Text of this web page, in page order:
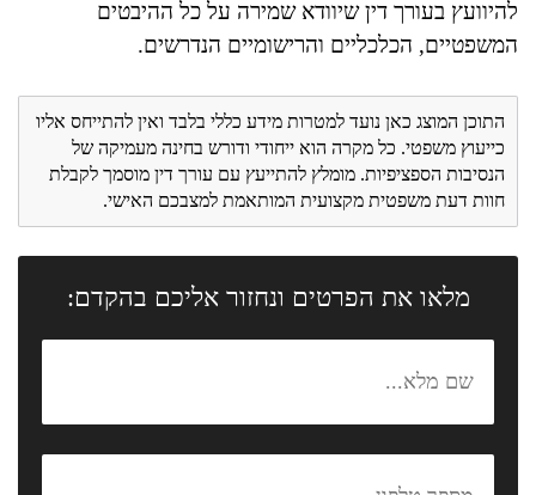
להיוועץ בעורך דין שיוודא שמירה על כל ההיבטים
המשפטיים, הכלכליים והרישומיים הנדרשים.
התוכן המוצג כאן נועד למטרות מידע כללי בלבד ואין להתייחס אליו
כייעוץ משפטי. כל מקרה הוא ייחודי ודורש בחינה מעמיקה של
הנסיבות הספציפיות. מומלץ להתייעץ עם עורך דין מוסמך לקבלת
חוות דעת משפטית מקצועית המותאמת למצבכם האישי.
מלאו את הפרטים ונחזור אליכם בהקדם: